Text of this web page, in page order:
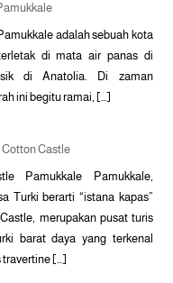
adalah sebuah kota
di mata air panas di
di Anatolia. Di zaman
ini begitu ramai, […]
Cotton Castle
Pamukkale Pamukkale,
Turki berarti “istana kapas”
merupakan pusat turis
barat daya yang terkenal
travertine […]